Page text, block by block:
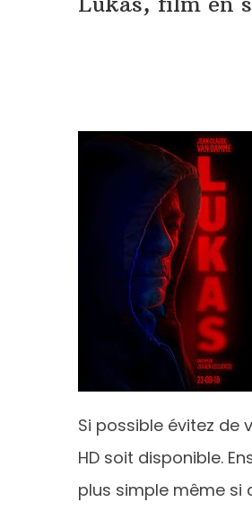
Si possible évitez de
HD soit disponible.
plus simple même si